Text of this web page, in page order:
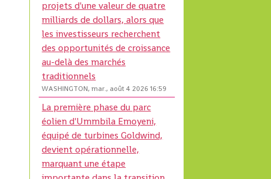
projets d'une valeur de quatre
milliards de dollars, alors que
les investisseurs recherchent
des opportunités de croissance
au-delà des marchés
traditionnels
WASHINGTON, mar., août 4 2026 16:59
La première phase du parc
éolien d'Ummbila Emoyeni,
équipé de turbines Goldwind,
devient opérationnelle,
marquant une étape